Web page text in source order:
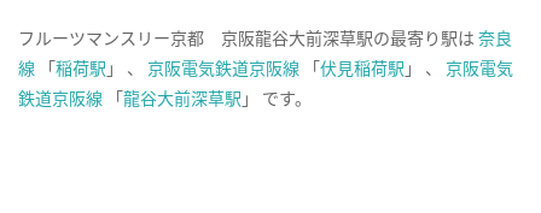
フルーツマンスリー京都 京阪龍谷大前深草駅の最寄り駅は 奈良
線 「稲荷駅 」 、 京阪電気鉄道京阪線 「伏見稲荷駅 」 、 京阪電気
鉄道京阪線 「龍谷大前深草駅 」 です。